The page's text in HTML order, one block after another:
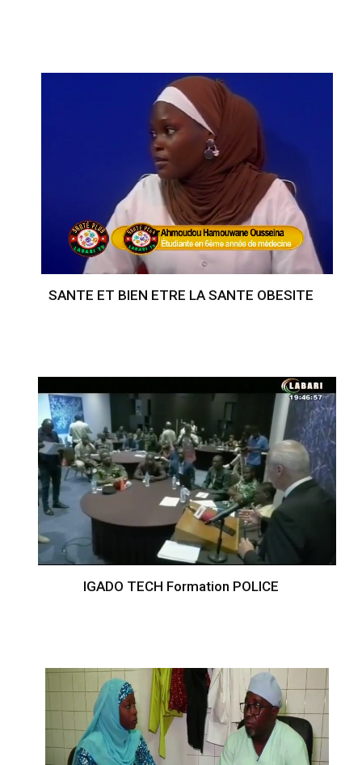
SANTE ET BIEN ETRE LA SANTE OBESITE
IGADO TECH Formation POLICE